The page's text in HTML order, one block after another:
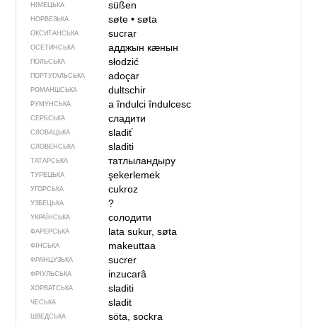
НІМЕЦЬКА süßen
НОРВЕЗЬКА søte• søta
ОКСИТАНСЬКА sucrar
ОСЕТИНСЬКА адджын кӕнын
ПОЛЬСЬКА słodzić
ПОРТУГАЛЬСЬКА adoçar
РОМАНШСЬКА dultschir
РУМУНСЬКА a îndulciîndulcesc
СЕРБСЬКА сладити
СЛОВАЦЬКА sladiť
СЛОВЕНСЬКА sladiti
ТАТАРСЬКА татлыландыру
ТУРЕЦЬКА şekerlemek
УГОРСЬКА cukroz
УЗБЕЦЬКА ?
УКРАЇНСЬКА солодити
ФАРЕРСЬКА lata sukur, søta
ФІНСЬКА makeuttaa
ФРАНЦУЗЬКА sucrer
ФРІУЛЬСЬКА inzucarâ
ХОРВАТСЬКА sladiti
ЧЕСЬКА sladit
ШВЕДСЬКА söta, sockra